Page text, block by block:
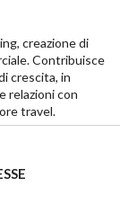
creazione di
Contribuisce
crescita, in
relazioni con
travel.